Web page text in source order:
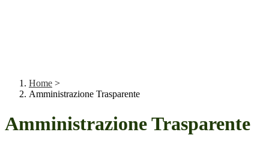
Home >
Amministrazione Trasparente
Amministrazione Trasparente